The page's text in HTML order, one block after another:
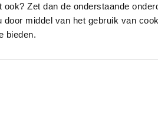
Zet dan de onderstaande
middel van het gebruik van
bieden.
de Passie fruit martini of
voeg een paar druppels
resultaat .Frothee is een
heeft geen toegevoegde additieven .